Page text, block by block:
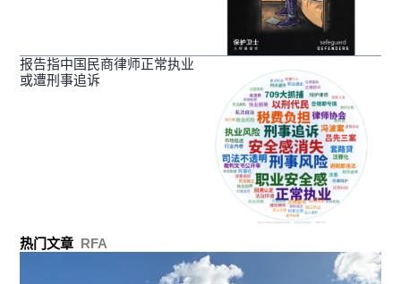
报告指中国民商律师正常执业
或遭刑事追诉
热门文章 RFA